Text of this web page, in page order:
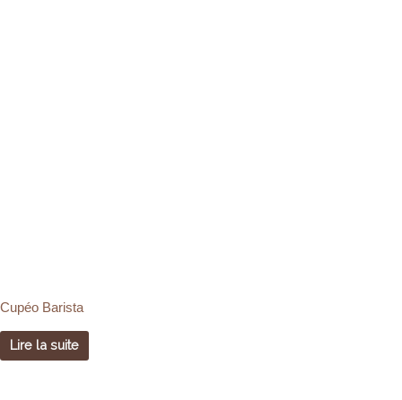
Cupéo Barista
Lire la suite